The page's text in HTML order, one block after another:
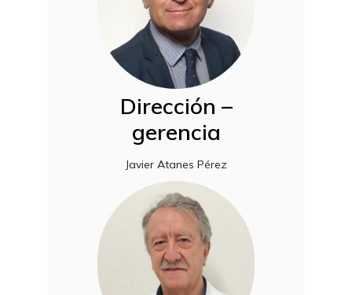
Dirección –
gerencia
Javier Atanes Pérez